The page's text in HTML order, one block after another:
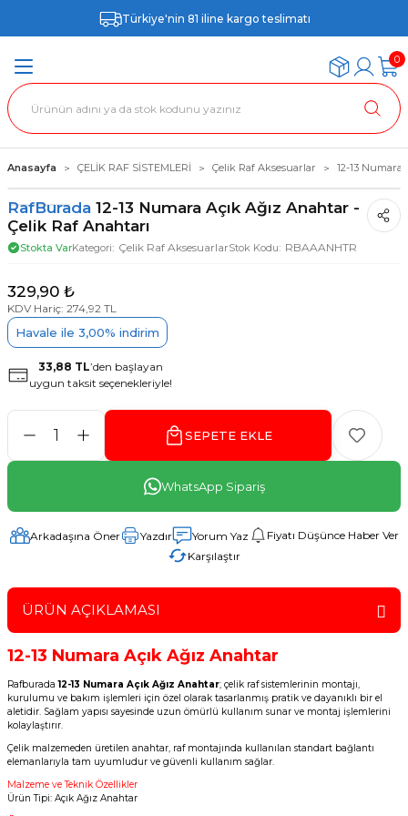
Türkiye'nin 81 iline kargo teslimatı
0
Anasayfa ÇELİK RAF SİSTEMLERİ Çelik Raf Aksesuarlar 12-13 Numara
RafBurada 12-13 Numara Açık Ağız Anahtar -
Çelik Raf Anahtarı
Stokta VarKategori Çelik Raf AksesuarlarStok Kodu RBAAANHTR
329,90 ₺
KDV Hariç: 274,92 TL
Havale ile 3,00% indirim
33,88 TL’den başlayan
uygun taksit seçenekleriyle!
SEPETE EKLE
WhatsApp Sipariş
Arkadaşına Öner Yazdır Yorum Yaz
Fiyatı Düşünce Haber Ver
Karşılaştır
ÜRÜN AÇIKLAMASI
12-13 Numara Açık Ağız Anahtar
Rafburada 12-13 Numara Açık Ağız Anahtar; çelik raf sistemlerinin montajı,
kurulumu ve bakım işlemleri için özel olarak tasarlanmış pratik ve dayanıklı bir el
aletidir. Sağlam yapısı sayesinde uzun ömürlü kullanım sunar ve montaj işlemlerini
kolaylaştırır.
Çelik malzemeden üretilen anahtar, raf montajında kullanılan standart bağlantı
elemanlarıyla tam uyumludur ve güvenli kullanım sağlar.
Malzeme ve Teknik Özellikler
Ürün Tipi: Açık Ağız Anahtar